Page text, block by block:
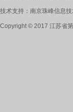
技术支持：南京珠峰信息
Copyright © 2017 江苏省